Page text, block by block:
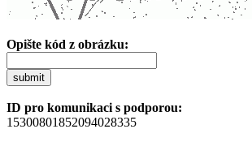
Opište kód z obrázku:
submit
ID pro komunikaci s podporou:
15300801852094028335